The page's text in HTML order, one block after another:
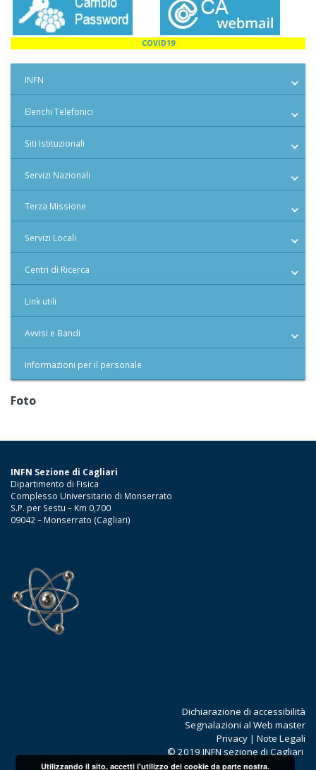
COVID19
INFN
Elenchi Telefonici
Siti Istituzionali
Servizi Nazionali
Terza Missione
Servizi Locali
Centri di Ricerca
Link utili
Avvisi e Bandi
Informazioni per il personale
Foto
INFN Sezione di Cagliari
Dipartimento di Fisica
Complesso Universitario di Monserrato
S.P. per Sestu – Km 0,700
09042 – Monserrato (Cagliari)
Dichiarazione di accessibilità
Segnalazioni al Web master
Privacy | Note Legali
© 2019 INFN sezione di Cagliari
Utilizzando il sito, accetti l'utilizzo dei cookie da parte nostra.